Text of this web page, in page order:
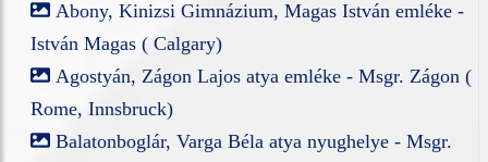
Abony, Kinizsi Gimnázium, Magas István emléke -
István Magas ( Calgary)
Agostyán, Zágon Lajos atya emléke - Msgr. Zágon (
Rome, Innsbruck)
Balatonboglár, Varga Béla atya nyughelye - Msgr.